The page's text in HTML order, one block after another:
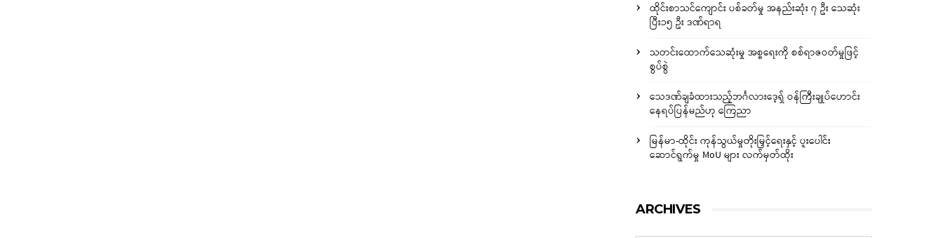
ထိုင်းစာသင်ကျောင်း ပစ်ခတ်မှု အနည်းဆုံး ၇ ဦး သေဆုံး
ပြီး၁၅ ဦး ဒဏ်ရာရ
သတင်းထောက်သေဆုံးမှု အစ္စရေးကို စစ်ရာဇဝတ်မှုဖြင့်
စွပ်စွဲ
သေဒဏ်ချခံထားသည့်ဘင်္ဂလားဒေ့ရှ် ဝန်ကြီးချုပ်ဟောင်း
နေရပ်ပြန်မည်ဟု ကြေညာ
မြန်မာ-ထိုင်း ကုန်သွယ်မှုတိုးမြှင့်ရေးနှင့် ပူးပေါင်း
ဆောင်ရွက်မှု MoU များ လက်မှတ်ထိုး
ARCHIVES